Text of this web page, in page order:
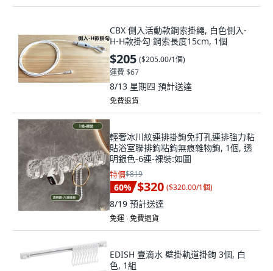
CBX 側入活動款鋼索掛繩, 白色側入-
H-H款掛勾 鋼索長度15cm, 1個
$205 ($205.00/1個)
運費 $67
8/13 星期四 預計送達
免費退貨
輕奢冰川紋連排掛鉤免打孔連排強力粘
貼浴室聯排鉤粘鉤無痕雜物鉤, 1個, 透
明銀色-6連-裸裝:如圖
特價$819
60% $320 ($320.00/1個)
8/19 預計送達
免運 ∙ 免費退貨
EDISH 壹滴水 壁掛軌道掛鉤 3個, 白
色, 1組